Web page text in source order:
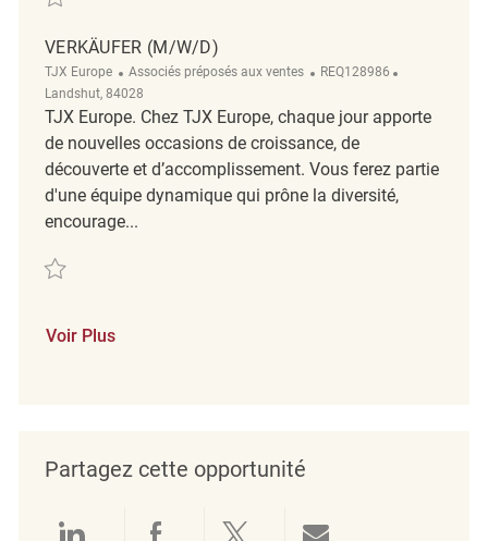
VERKÄUFER (M/W/D)
TJX Europe Catégorie
Associés préposés aux ventes ReqId
REQ128986
Landshut, 84028
TJX Europe. Chez TJX Europe, chaque jour apporte
de nouvelles occasions de croissance, de
découverte et d’accomplissement. Vous ferez partie
d'une équipe dynamique qui prône la diversité,
encourage...
Sauvegarder Verkäufer (m/w/d) REQ128986
Voir Plus
Partagez cette opportunité